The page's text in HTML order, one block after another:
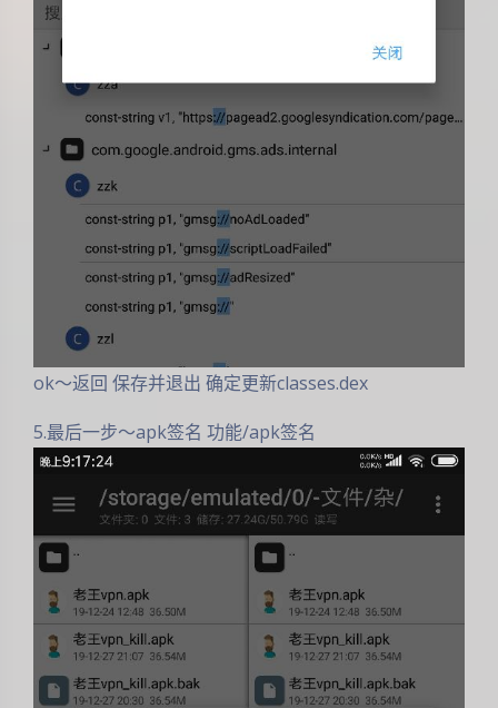
夜间模式
Sans Serif
浅阴影
关闭 日落 暗化
ok～返回 保存并退出 确定更新classes.dex
5.最后一步～apk签名 功能/apk签名